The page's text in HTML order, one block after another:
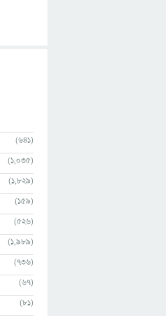
(641)
(1,035)
(1,829)
(159)
(526)
(1,989)
(736)
(67)
(81)